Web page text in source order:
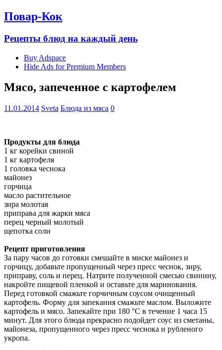
Повар-Кок
Рецепты блюд на каждый день
Buy Adspace
Hide Ads for Premium Members
Мясо, запеченное с картофелем
11.01.2014 Sveta Блюда из мяса 0
Продукты для блюда
1 кг корейки свиной
1 кг картофеля
1 головка чеснока
майонез
горчица
масло растительное
зира молотая
приправа для жарки мяса
перец черный молотый
щепотка соли
Рецепт приготовления
За пару часов до готовки смешайте в миске майонез и
горчицу, добавьте пропущенный через пресс чеснок, зиру,
приправу, соль и перец. Натрите полученной смесью свинину,
накройте пищевой пленкой и оставьте для маринования.
Перед готовкой смажьте горчичным соусом очищенный
картофель. Форму для запекания смажьте маслом. Выложите
картофель и мясо. Запекайте при 180 °С в течение 1 часа 15
минут. Для этого блюда прекрасно подойдет соус из сметаны,
майонеза, пропущенного через пресс чеснока и рубленого
укропа.